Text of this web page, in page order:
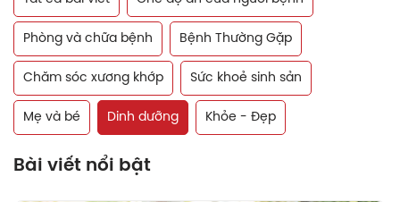
Phòng và chữa bệnh Bệnh Thường Gặp
Chăm sóc xương khớp Sức khoẻ sinh sản
Mẹ và bé Dinh dưỡng Khỏe - Đẹp
Bài viết nổi bật